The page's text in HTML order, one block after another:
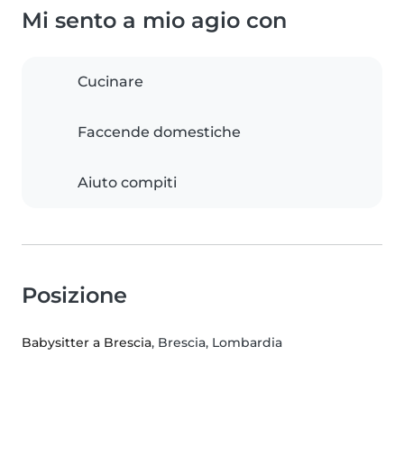
Mi sento a mio agio con
Cucinare
Faccende domestiche
Aiuto compiti
Posizione
Babysitter a Brescia, Brescia, Lombardia